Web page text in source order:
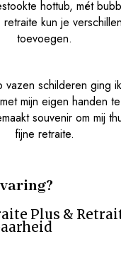
hottub, mét
kun je
toevoegen.
schilderen ging
mijn eigen handen
souvenir om mij
fijne retraite.
Plus &